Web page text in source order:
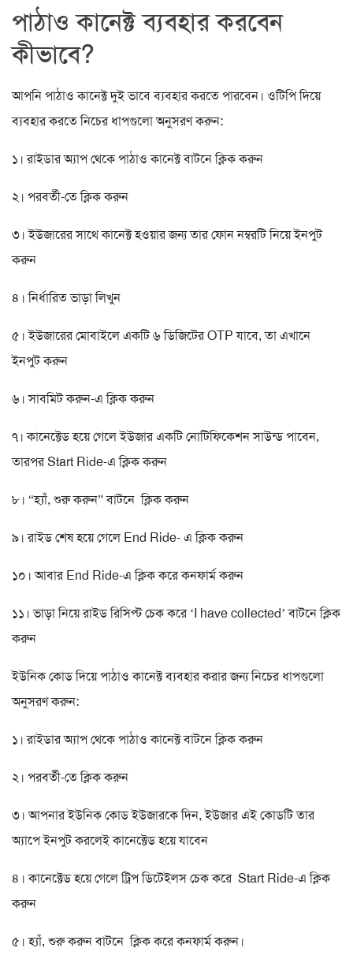
পাঠাও কানেক্ট ব্যবহার করবেন
কীভাবে?
আপনি পাঠাও কানেক্ট দুই ভাবে ব্যবহার করতে পারবেন। ওটিপি দিয়ে
ব্যবহার করতে নিচের ধাপগুলো অনুসরণ করুন:
১। রাইডার অ্যাপ থেকে পাঠাও কানেক্ট বাটনে ক্লিক করুন
২। পরবর্তী-তে ক্লিক করুন
৩। ইউজারের সাথে কানেক্ট হওয়ার জন্য তার ফোন নম্বরটি নিয়ে ইনপুট
করুন
৪। নির্ধারিত ভাড়া লিখুন
৫। ইউজারের মোবাইলে একটি ৬ ডিজিটের OTP যাবে, তা এখানে
ইনপুট করুন
৬। সাবমিট করুন-এ ক্লিক করুন
৭। কানেক্টেড হয়ে গেলে ইউজার একটি নোটিফিকেশন সাউন্ড পাবেন,
তারপর Start Ride-এ ক্লিক করুন
৮। “হ্যাঁ, শুরু করুন” বাটনে ক্লিক করুন
৯। রাইড শেষ হয়ে গেলে End Ride- এ ক্লিক করুন
১০। আবার End Ride-এ ক্লিক করে কনফার্ম করুন
১১। ভাড়া নিয়ে রাইড রিসিপ্ট চেক করে ‘I have collected’ বাটনে ক্লিক
করুন
ইউনিক কোড দিয়ে পাঠাও কানেক্ট ব্যবহার করার জন্য নিচের ধাপগুলো
অনুসরণ করুন:
১। রাইডার অ্যাপ থেকে পাঠাও কানেক্ট বাটনে ক্লিক করুন
২। পরবর্তী-তে ক্লিক করুন
৩। আপনার ইউনিক কোড ইউজারকে দিন, ইউজার এই কোডটি তার
অ্যাপে ইনপুট করলেই কানেক্টেড হয়ে যাবেন
৪। কানেক্টেড হয়ে গেলে ট্রিপ ডিটেইলস চেক করে Start Ride-এ ক্লিক
করুন
৫। হ্যাঁ, শুরু করুন বাটনে ক্লিক করে কনফার্ম করুন।